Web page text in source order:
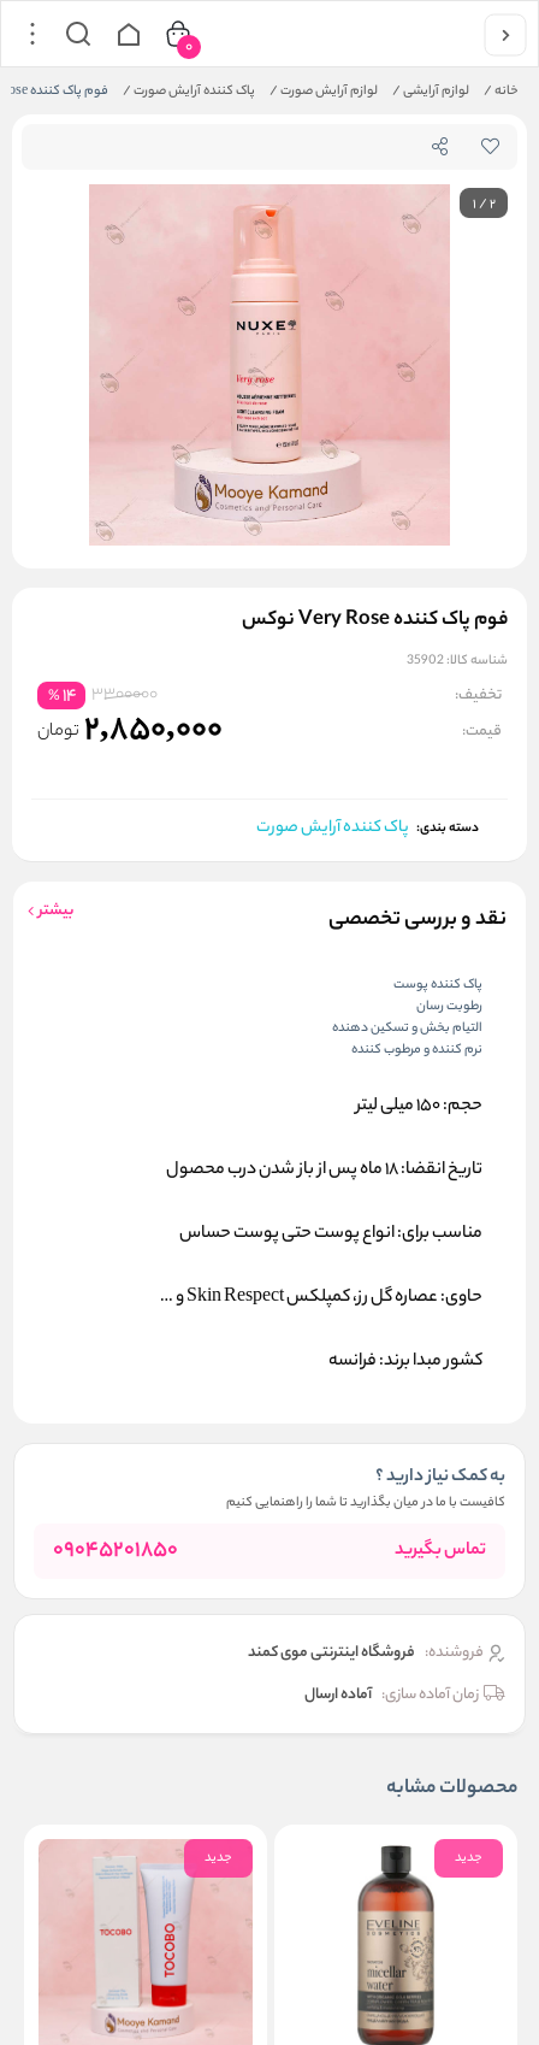
خانه/ لوازم آرایشی/ لوازم آرایش صورت/ پاک کننده آرایش صورت/ فوم پاک کننده Very Rose نوکس
0
1/2
فوم پاک کننده Very Rose نوکس
شناسه کالا:35902
تخفیف: 3300000
14
%
قیمت: 2,850,000 تومان
دسته بندی: پاک کننده آرایش صورت
نقد و بررسی تخصصی بیشتر
پاک کننده پوست
رطوبت رسان
التیام بخش و تسکین دهنده
نرم کننده و مرطوب کننده
حجم: 150 میلی لیتر
تاریخ انقضا: 18 ماه پس از باز شدن درب محصول
مناسب برای: انواع پوست حتی پوست حساس
حاوی: عصاره گل رز، کمپلکس Skin Respect و …
کشور مبدا برند: فرانسه
به کمک نیاز دارید ؟
کافیست با ما در میان بگذارید تا شما را راهنمایی کنیم
تماس بگیرید 09045201850
فروشنده: فروشگاه اینترنتی موی کمند
زمان آماده سازی: آماده ارسال
محصولات مشابه
جدید جدید